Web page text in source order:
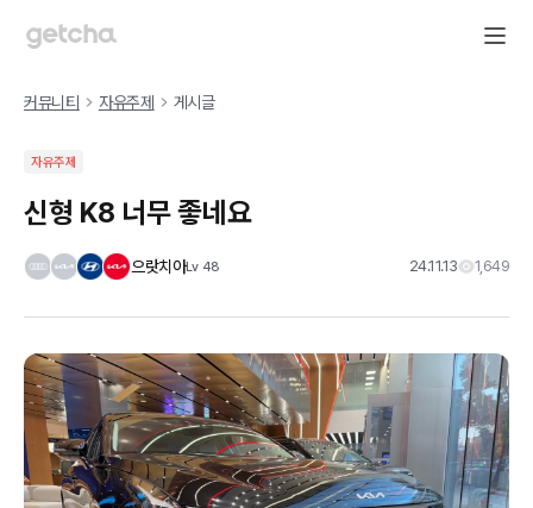
커뮤니티 자유주제 게시글
자유주제
신형 K8 너무 좋네요
으랏치아Lv 48 24.11.13 1,649